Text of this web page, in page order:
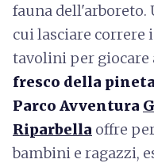
fauna dell'arboreto.
cui lasciare
tavolini per giocare
fresco della pineta
Parco Avventura
Riparbella offre
bambini e ragazzi,